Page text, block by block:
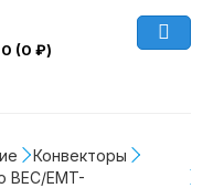
0 (0 ₽)
Конвекторы
BEC/EMT-